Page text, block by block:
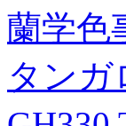
蘭学色
タンガ